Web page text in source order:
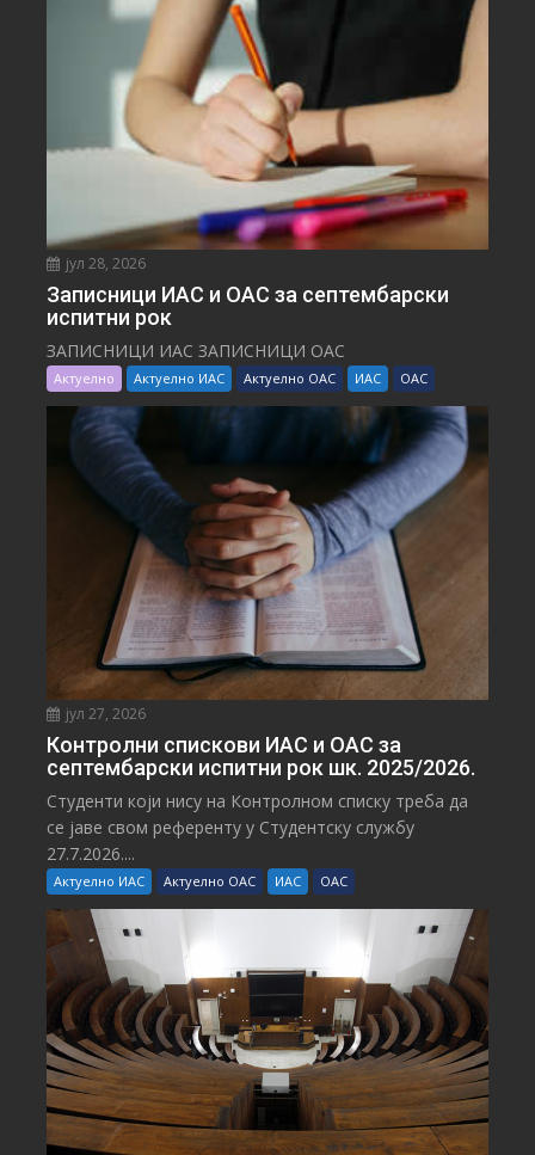
јул 28, 2026
Записници ИАС и ОАС за септембарски
испитни рок
ЗАПИСНИЦИ ИАС ЗАПИСНИЦИ ОАС
Актуелно Актуелно ИАС Актуелно ОАС ИАС ОАС
јул 27, 2026
Контролни спискови ИАС и ОАС за
септембарски испитни рок шк. 2025/2026.
Студенти који нису на Контролном списку треба да
се јаве свом референту у Студентску службу
27.7.2026....
Актуелно ИАС Актуелно ОАС ИАС ОАС